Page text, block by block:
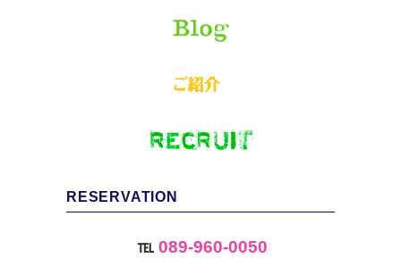
RESERVATION
℡ 089-960-0050